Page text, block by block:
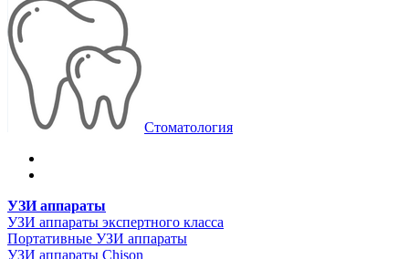
Стоматология
УЗИ аппараты
УЗИ аппараты экспертного класса
Портативные УЗИ аппараты
УЗИ аппараты Chison